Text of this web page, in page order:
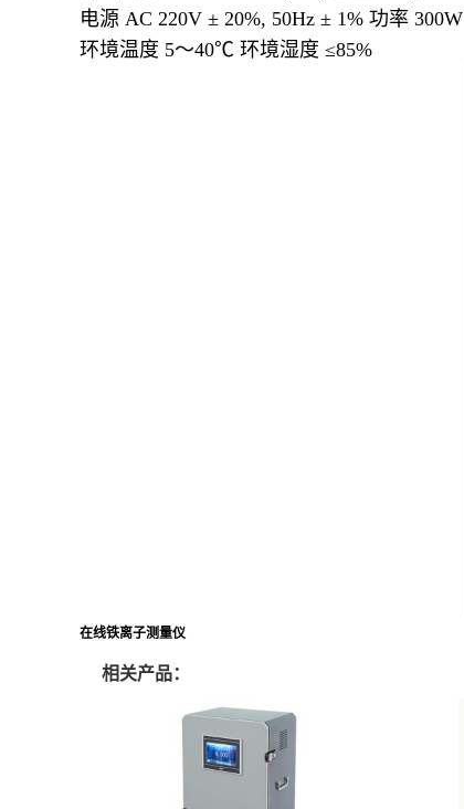
电源 AC 220V ± 20%, 50Hz ± 1% 功率 300W
环境温度 5～40℃ 环境湿度 ≤85%
在线铁离子测量仪
相关产品：